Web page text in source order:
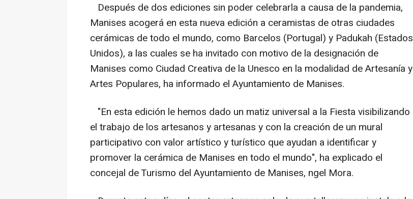
Después de dos ediciones sin poder celebrarla a causa de la pandemia,
Manises acogerá en esta nueva edición a ceramistas de otras ciudades
cerámicas de todo el mundo, como Barcelos (Portugal) y Padukah (Estados
Unidos), a las cuales se ha invitado con motivo de la designación de
Manises como Ciudad Creativa de la Unesco en la modalidad de Artesanía y
Artes Populares, ha informado el Ayuntamiento de Manises.
"En esta edición le hemos dado un matiz universal a la Fiesta visibilizando
el trabajo de los artesanos y artesanas y con la creación de un mural
participativo con valor artístico y turístico que ayudan a identificar y
promover la cerámica de Manises en todo el mundo", ha explicado el
concejal de Turismo del Ayuntamiento de Manises, ngel Mora.